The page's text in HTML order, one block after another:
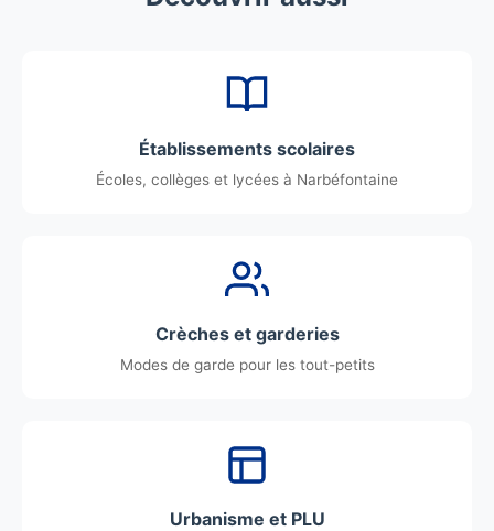
Établissements scolaires
Écoles, collèges et lycées à Narbéfontaine
Crèches et garderies
Modes de garde pour les tout-petits
Urbanisme et PLU